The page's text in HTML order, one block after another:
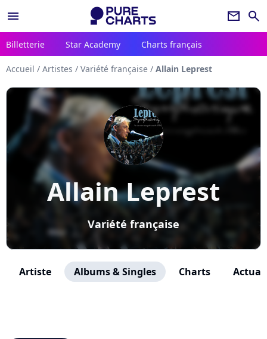
menu newsletter search
Billetterie Star Academy Charts français
Accueil / Artistes / Variété française / Allain Leprest
Allain Leprest
Variété française
Artiste Albums & Singles Charts